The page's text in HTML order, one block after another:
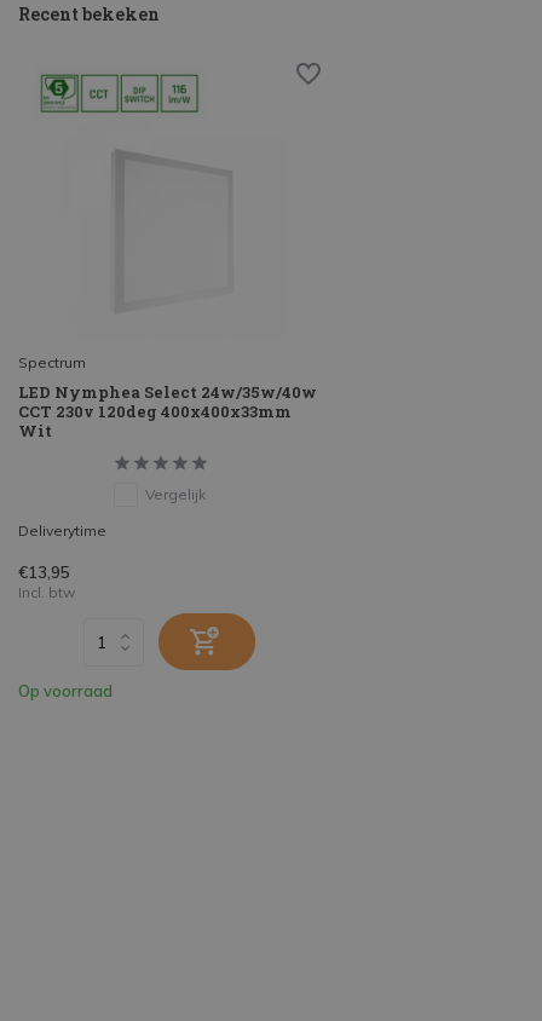
Recent bekeken
Spectrum
LED Nymphea Select 24w/35w/40w
CCT 230v 120deg 400x400x33mm
Wit
Vergelijk
Deliverytime
€13,95
Incl. btw
Op voorraad